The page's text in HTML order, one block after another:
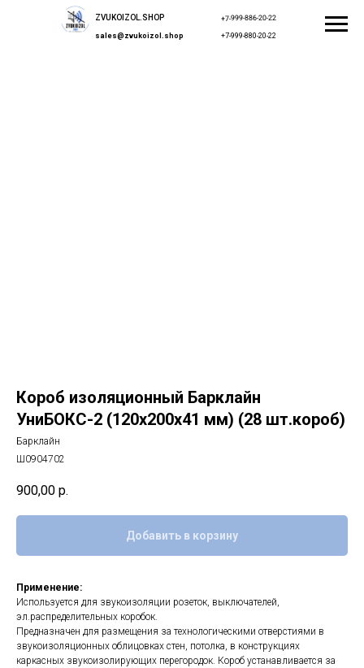
+7-999-880-20-22
+7-999-886-20-22
sales@zvukoizol.shop
ZVUKOIZOL.SHOP
Короб изоляционный Барклайн
УниБОКС-2 (120х200х41 мм) (28 шт.короб)
Барклайн
Ш0904702
900,00 р.
Добавить в корзину
Применение:
Используется для звукоизоляции розеток, выключателей,
эл.распределительных коробок.
Предназначен для размещения за технологическими отверстиями в
звукоизоляционных облицовках стен, потолка, в конструкциях
каркасных звукоизолирующих перегородок. Короб устанавливается за